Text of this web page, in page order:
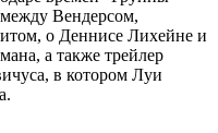
Вендерсом,
о Деннисе Лихейне и
а также трейлер
в котором Луи